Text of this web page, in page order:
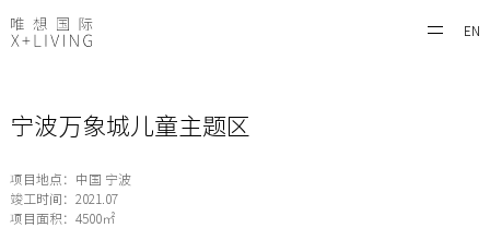
EN
宁波万象城儿童主题区
项目地点：中国 宁波
竣工时间：2021.07
项目面积：4500㎡